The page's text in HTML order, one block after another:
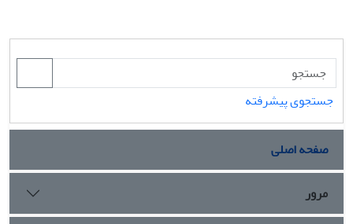
جستجوی پیشرفته
صفحه اصلی
مرور